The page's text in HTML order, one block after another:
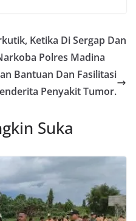
Ketika Di Sergap Dan
Polres Madina
Bantuan Dan Fasilitasi
Penyakit Tumor.
Suka